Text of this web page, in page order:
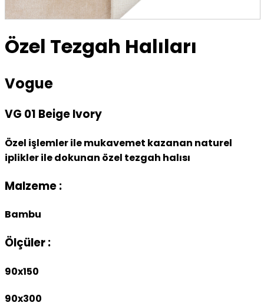
Özel Tezgah Halıları
Vogue
VG 01 Beige Ivory
Özel işlemler ile mukavemet kazanan naturel
iplikler ile dokunan özel tezgah halısı
Malzeme :
Bambu
Ölçüler :
90x150
90x300